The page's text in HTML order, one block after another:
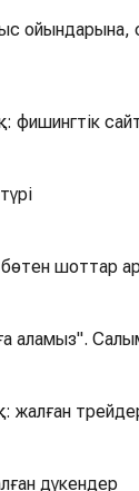
фишингтік
шоттар
аламыз".
жалған
дүкендер